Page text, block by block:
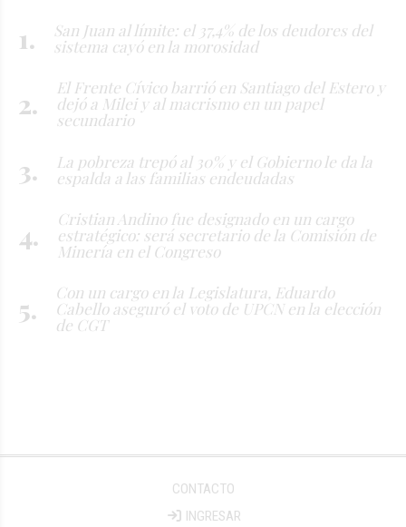
San Juan al límite: el 37,4% de los deudores del
sistema cayó en la morosidad
El Frente Cívico barrió en Santiago del Estero y
dejó a Milei y al macrismo en un papel
secundario
La pobreza trepó al 30% y el Gobierno le da la
espalda a las familias endeudadas
Cristian Andino fue designado en un cargo
estratégico: será secretario de la Comisión de
Minería en el Congreso
Con un cargo en la Legislatura, Eduardo
Cabello aseguró el voto de UPCN en la elección
de CGT
CONTACTO
INGRESAR